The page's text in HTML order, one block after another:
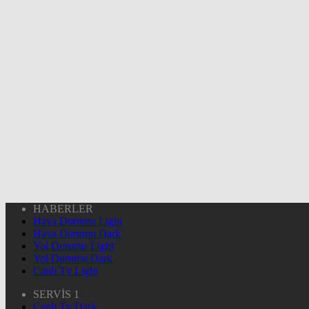
HABERLER
Hava Durumu Light
Hava Durumu Dark
Yol Durumu Light
Yol Durumu Dark
Canlı Tv Light
SERVİS 1
Canlı Tv Dark